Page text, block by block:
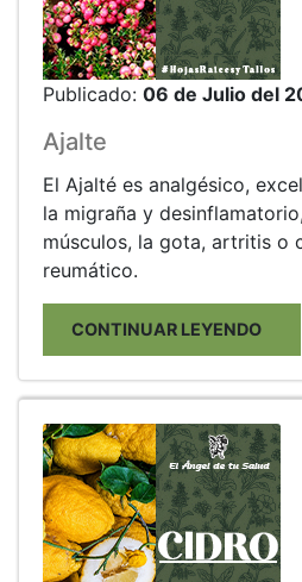
Publicado: 06 de Julio del
Ajalte
El Ajalté es analgésico,
la migraña y
músculos, la gota, artritis o
reumático.
CONTINUAR LEYENDO